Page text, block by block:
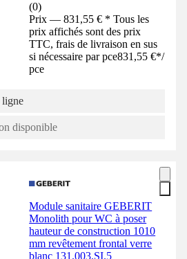
(0)
Prix — 831,55 € * Tous les
prix affichés sont des prix
TTC, frais de livraison en sus
si nécessaire par pce831,55 €*/
pce
ligne
disponible
Module sanitaire GEBERIT
Monolith pour WC à poser
hauteur de construction 1010
mm revêtement frontal verre
blanc 131.003.SI.5